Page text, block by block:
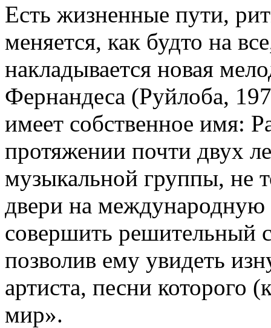
Есть жизненные пути,
меняется, как будто на
накладывается новая
Фернандеса (Руйлоба,
имеет собственное имя:
протяжении почти двух
музыкальной группы, не
двери на
совершить решительный
позволив ему увидеть
артиста, песни которого
мир».